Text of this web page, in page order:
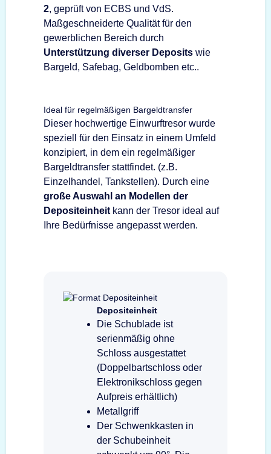
2, geprüft von ECBS und VdS.
Maßgeschneiderte Qualität für den
gewerblichen Bereich durch
Unterstützung diverser Deposits wie
Bargeld, Safebag, Geldbomben etc..
Ideal für regelmäßigen Bargeldtransfer
Dieser hochwertige Einwurftresor wurde
speziell für den Einsatz in einem Umfeld
konzipiert, in dem ein regelmäßiger
Bargeldtransfer stattfindet. (z.B.
Einzelhandel, Tankstellen). Durch eine
große Auswahl an Modellen der
Depositeinheit kann der Tresor ideal auf
Ihre Bedürfnisse angepasst werden.
Depositeinheit
Die Schublade ist
serienmäßig ohne
Schloss ausgestattet
(Doppelbartschloss oder
Elektronikschloss gegen
Aufpreis erhältlich)
Metallgriff
Der Schwenkkasten in
der Schubeinheit